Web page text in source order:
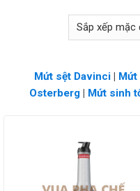
Mứt sệt Davinci |
Osterberg| Mứt sinh